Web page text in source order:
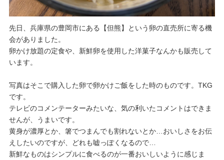
先日、兵庫県の豊岡市にある【但熊】という卵の直売所に寄る機
会がありました。
卵かけ放題の定食や、新鮮卵を使用した洋菓子なんかも販売して
います。
写真はそこで購入した卵で卵かけご飯をした時のものです。TKG
です。
テレビのコメンテーターみたいな、気の利いたコメントはできま
せんが、うまいです。
黄身が濃厚とか、箸でつまんでも割れないとか…おいしさをお伝
えしたいのですが、どれも嘘っぽくなるので…
新鮮なものはシンプルに食べるのが一番おいしいように感じま